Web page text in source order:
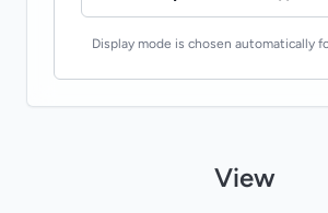
Display mode is chosen automatically
View